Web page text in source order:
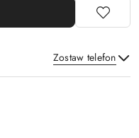
Zostaw telefon